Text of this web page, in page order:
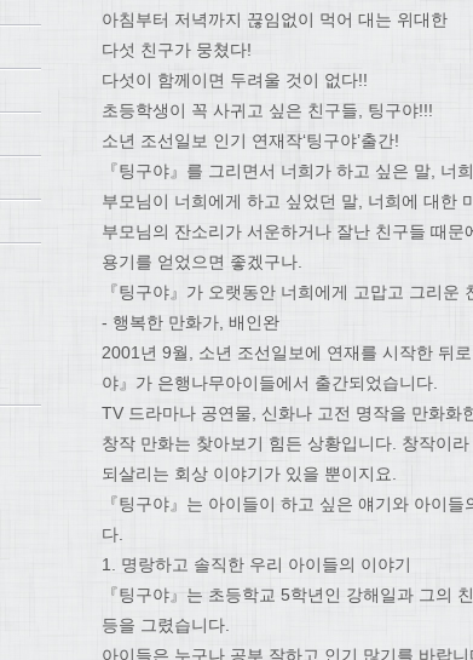
아침부터 저녁까지 끊임없이 먹어 대는 위대한
다섯 친구가 뭉쳤다!
다섯이 함께이면 두려울 것이 없다!!
초등학생이 꼭 사귀고 싶은 친구들, 팅구야!!!
소년 조선일보 인기 연재작‘팅구야’출간!
『팅구야』를 그리면서 너희가 하고 싶은 말, 너
부모님이 너희에게 하고 싶었던 말, 너희에 대한
부모님의 잔소리가 서운하거나 잘난 친구들 때
용기를 얻었으면 좋겠구나.
『팅구야』가 오랫동안 너희에게 고맙고 그리운
- 행복한 만화가, 배인완
2001년 9월, 소년 조선일보에 연재를 시작한 뒤
야』가 은행나무아이들에서 출간되었습니다.
TV 드라마나 공연물, 신화나 고전 명작을 만화화
창작 만화는 찾아보기 힘든 상황입니다. 창작이
되살리는 회상 이야기가 있을 뿐이지요.
『팅구야』는 아이들이 하고 싶은 얘기와 아이
다.
1. 명랑하고 솔직한 우리 아이들의 이야기
『팅구야』는 초등학교 5학년인 강해일과 그의
등을 그렸습니다.
아이들은 누구나 공부 잘하고 인기 많기를 바랍